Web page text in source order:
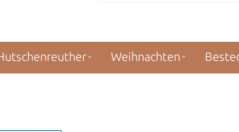
Weihnachten